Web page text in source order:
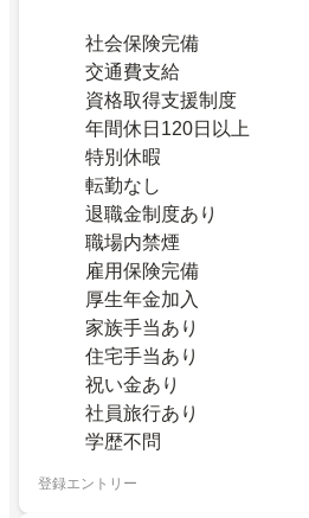
社会保険完備
交通費支給
資格取得支援制度
年間休日120日以上
特別休暇
転勤なし
退職金制度あり
職場内禁煙
雇用保険完備
厚生年金加入
家族手当あり
住宅手当あり
祝い金あり
社員旅行あり
学歴不問
登録エントリー